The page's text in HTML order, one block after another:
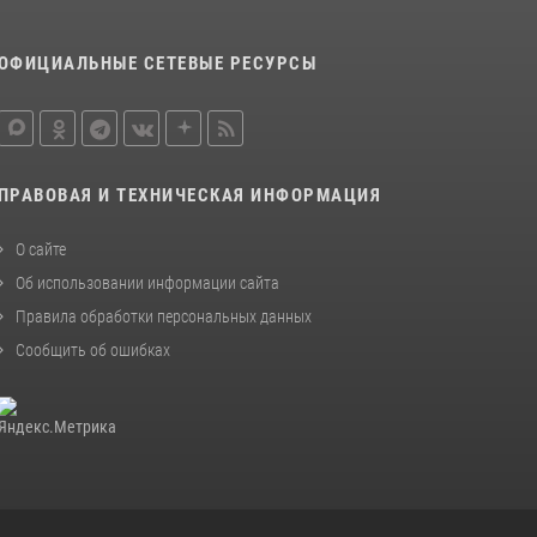
завоевал бронзу на соревнованиях
15 июля 2026, 04:34
СЕТЕВЫЕ РЕСУРСЫ
ПРАВОВАЯ И ТЕХНИЧЕСКАЯ ИНФОРМАЦИЯ
О сайте
Об использовании информации сайта
Правила обработки персональных данных
Сообщить об ошибках